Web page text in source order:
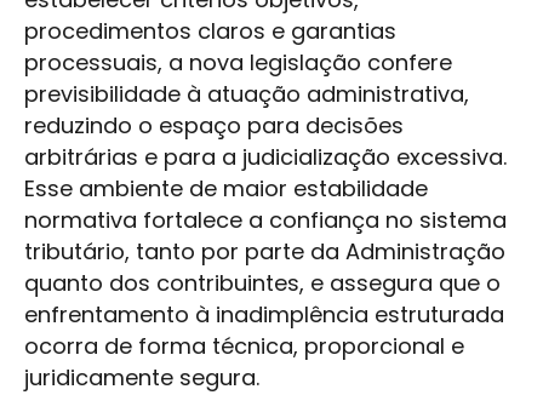
procedimentos claros e garantias
processuais, a nova legislação confere
previsibilidade à atuação administrativa,
reduzindo o espaço para decisões
arbitrárias e para a judicialização excessiva.
Esse ambiente de maior estabilidade
normativa fortalece a confiança no sistema
tributário, tanto por parte da Administração
quanto dos contribuintes, e assegura que o
enfrentamento à inadimplência estruturada
ocorra de forma técnica, proporcional e
juridicamente segura.